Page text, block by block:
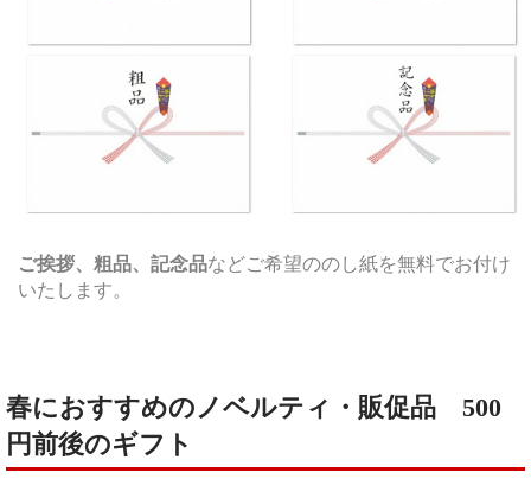
ご挨拶、粗品、記念品などご希望ののし紙を無料でお付け
いたします。
春におすすめのノベルティ・販促品 500
円前後のギフト